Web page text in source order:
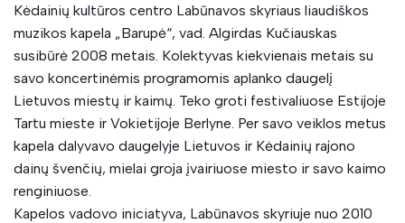
Baleto studija SVAJONIŲ ŽINGSNIS
Kėdainių kultūros centro Labūnavos skyriaus liaudiškos
muzikos kapela „Barupė“, vad. Algirdas Kučiauskas
susibūrė 2008 metais. Kolektyvas kiekvienais metais su
savo koncertinėmis programomis aplanko daugelį
Lietuvos miestų ir kaimų. Teko groti festivaliuose Estijoje
Tartu mieste ir Vokietijoje Berlyne. Per savo veiklos metus
kapela dalyvavo daugelyje Lietuvos ir Kėdainių rajono
dainų švenčių, mielai groja įvairiuose miesto ir savo kaimo
renginiuose.
Kapelos vadovo iniciatyva, Labūnavos skyriuje nuo 2010